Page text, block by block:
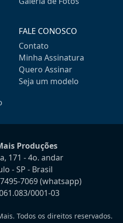
FALE CONOSCO
Contato
Minha Assinatura
Quero Assinar
Seja um modelo
Produções
171 - 4o. andar
- SP - Brasil
7069(whatsapp)
0001-03
Todos os direitos reservados.